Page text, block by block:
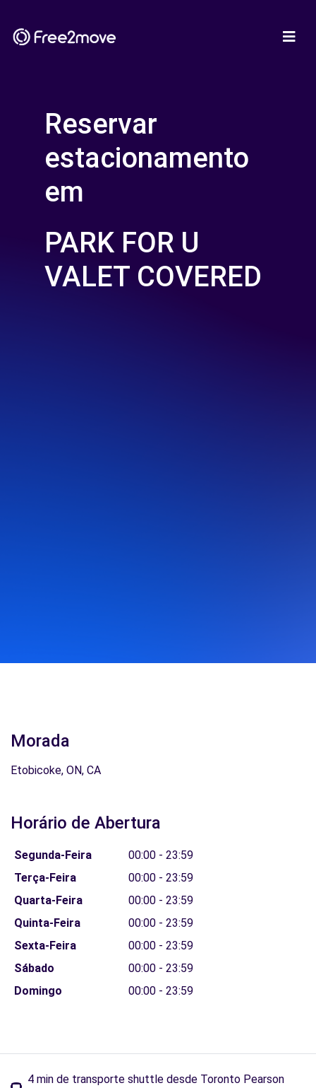
Reservar
estacionamento
em
PARK FOR U
VALET COVERED
Morada
Etobicoke, ON, CA
Horário de Abertura
Segunda-Feira
00:00 - 23:59
Terça-Feira
00:00 - 23:59
Quarta-Feira
00:00 - 23:59
Quinta-Feira
00:00 - 23:59
Sexta-Feira
00:00 - 23:59
Sábado
00:00 - 23:59
Domingo
00:00 - 23:59
4 min de transporte shuttle desde Toronto Pearson